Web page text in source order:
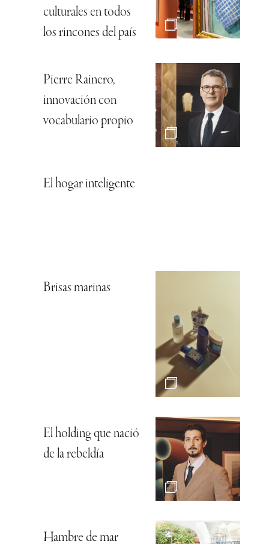
culturales en todos
los rincones del país
Pierre Rainero,
innovación con
vocabulario propio
El hogar inteligente
Brisas marinas
El holding que nació
de la rebeldía
Hambre de mar